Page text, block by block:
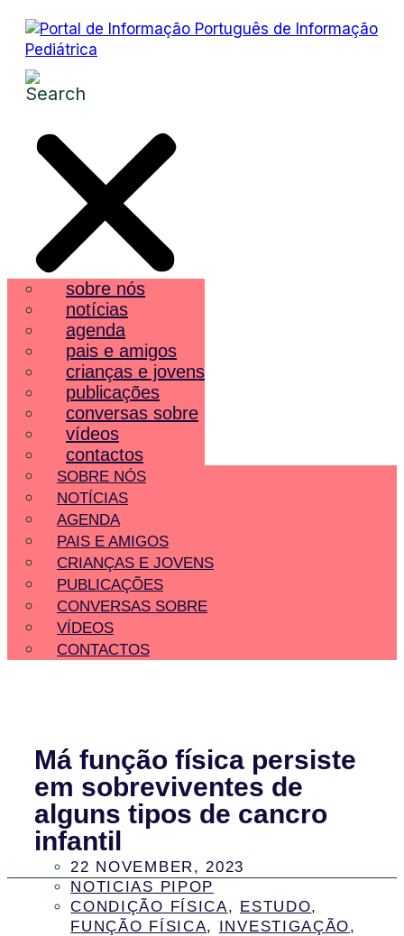
sobre nós
notícias
agenda
pais e amigos
crianças e jovens
publicações
conversas sobre
vídeos
contactos
SOBRE NÓS
NOTÍCIAS
AGENDA
PAIS E AMIGOS
CRIANÇAS E JOVENS
PUBLICAÇÕES
CONVERSAS SOBRE
VÍDEOS
CONTACTOS
Má função física persiste
em sobreviventes de
alguns tipos de cancro
infantil
22 NOVEMBER, 2023
NOTICIAS PIPOP
CONDIÇÃO FÍSICA, ESTUDO,
FUNÇÃO FÍSICA, INVESTIGAÇÃO,